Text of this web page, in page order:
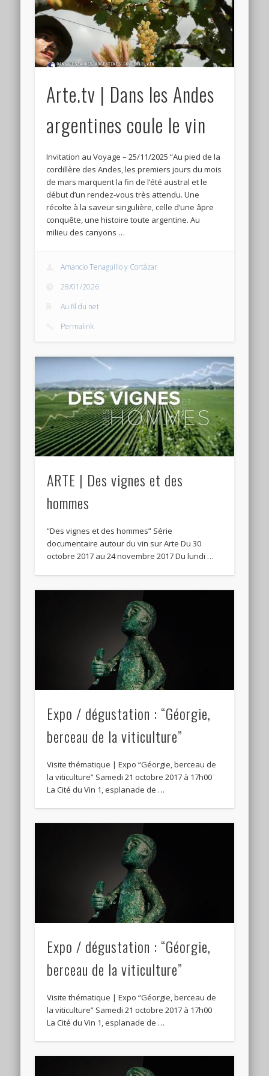
Connexion
Flux des publications
Flux des commentaires
Arte.tv | Dans les Andes
argentines coule le vin
Invitation au Voyage – 25/11/2025 “Au pied de la
cordillère des Andes, les premiers jours du mois
de mars marquent la fin de l’été austral et le
début d’un rendez-vous très attendu. Une
récolte à la saveur singulière, celle d’une âpre
conquête, une histoire toute argentine. Au
milieu des canyons …
Amancio Tenaguillo y Cortázar
28/01/2026
Au fil du net
Permalink
ARTE | Des vignes et des
hommes
“Des vignes et des hommes” Série
documentaire autour du vin sur Arte Du 30
octobre 2017 au 24 novembre 2017 Du lundi …
Expo / dégustation : “Géorgie,
berceau de la viticulture”
Visite thématique | Expo “Géorgie, berceau de
la viticulture” Samedi 21 octobre 2017 à 17h00
La Cité du Vin 1, esplanade de …
Expo / dégustation : “Géorgie,
berceau de la viticulture”
Visite thématique | Expo “Géorgie, berceau de
la viticulture” Samedi 21 octobre 2017 à 17h00
La Cité du Vin 1, esplanade de …